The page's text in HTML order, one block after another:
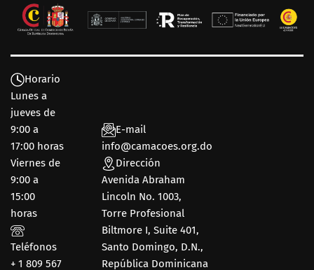
Horario
Lunes a
jueves de
9:00 a
17:00 horas
Viernes de
9:00 a
15:00
horas
Teléfonos
+ 1 809 567
E-mail
info@camacoes.org.do
Dirección
Avenida Abraham
Lincoln No. 1003,
Torre Profesional
Biltmore I, Suite 401,
Santo Domingo, D.N.,
República Dominicana